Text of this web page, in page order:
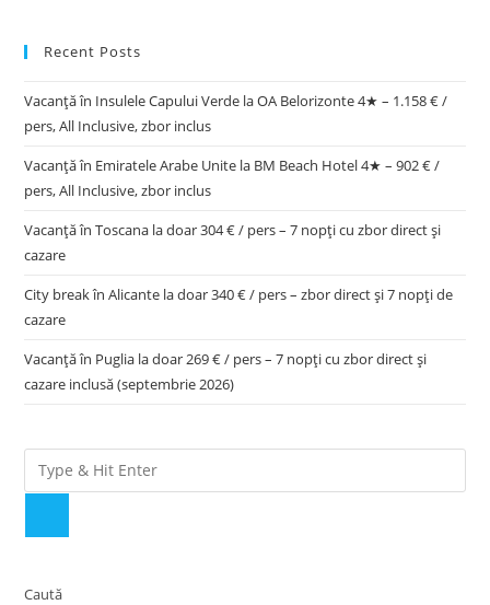
Recent Posts
Vacanță în Insulele Capului Verde la OA Belorizonte 4★ – 1.158 € /
pers, All Inclusive, zbor inclus
Vacanță în Emiratele Arabe Unite la BM Beach Hotel 4★ – 902 € /
pers, All Inclusive, zbor inclus
Vacanță în Toscana la doar 304 € / pers – 7 nopți cu zbor direct și
cazare
City break în Alicante la doar 340 € / pers – zbor direct și 7 nopți de
cazare
Vacanță în Puglia la doar 269 € / pers – 7 nopți cu zbor direct și
cazare inclusă (septembrie 2026)
Caută